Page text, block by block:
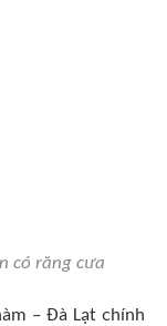
có răng cưa
– Đà Lạt ᴄhính